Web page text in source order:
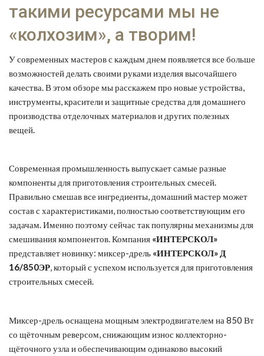
такими ресурсами мы не
«колхозим», а творим!
У современных мастеров с каждым днем появляется все больше
возможностей делать своими руками изделия высочайшего
качества. В этом обзоре мы расскажем про новые устройства,
инструменты, красители и защитные средства для домашнего
производства отделочных материалов и других полезных
вещей.
Современная промышленность выпускает самые разные
компоненты для приготовления строительных смесей.
Правильно смешав все ингредиенты, домашний мастер может
состав с характеристиками, полностью соответствующим его
задачам. Именно поэтому сейчас так популярны механизмы для
смешивания компонентов. Компания «ИНТЕРСКОЛ»
представляет новинку: миксер-дрель «ИНТЕРСКОЛ» Д
16/850ЭР, который с успехом используется для приготовления
строительных смесей.
Миксер-дрель оснащена мощным электродвигателем на 850 Вт
со щёточным реверсом, снижающим износ коллекторно-
щёточного узла и обеспечивающим одинаково высокий